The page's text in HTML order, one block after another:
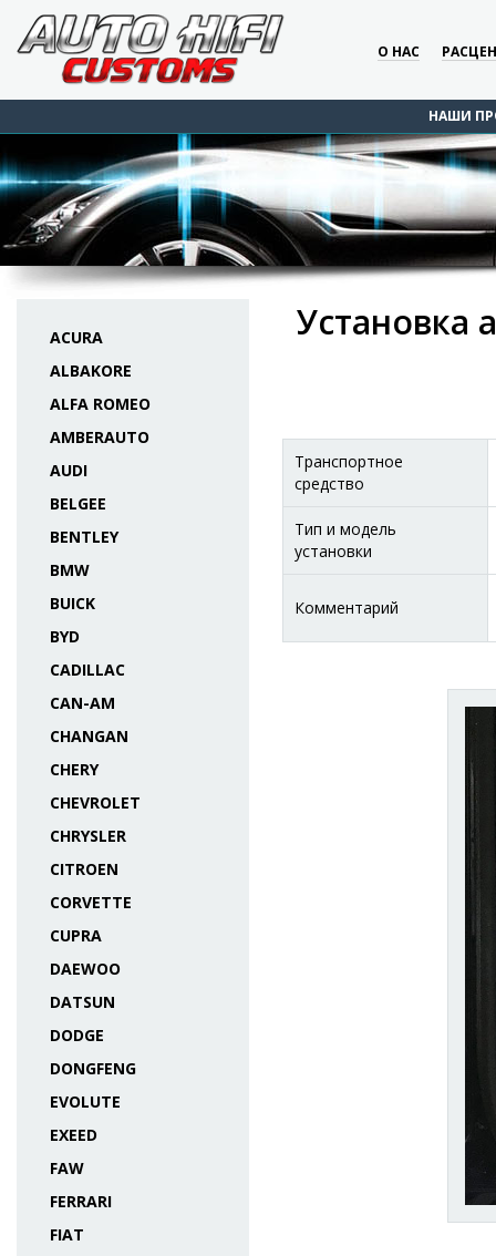
О НАС
НАШИ
ACURA
ALBAKORE
ALFA ROMEO
AMBERAUTO
AUDI
BELGEE
BENTLEY
BMW
BUICK
BYD
CADILLAC
CAN-AM
CHANGAN
CHERY
CHEVROLET
CHRYSLER
CITROEN
CORVETTE
CUPRA
DAEWOO
DATSUN
DODGE
DONGFENG
EVOLUTE
EXEED
FAW
FERRARI
FIAT
Установка
Транспортное
средство
Тип и модель
установки
Комментарий